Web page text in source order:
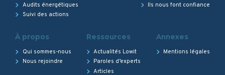
Audits énergétiques
Suivi des actions
Ils nous font confiance
À propos
Qui sommes-nous
Nous rejoindre
Ressources
Actualités Lowit
Paroles d’experts
Articles
Annexes
Mentions légales